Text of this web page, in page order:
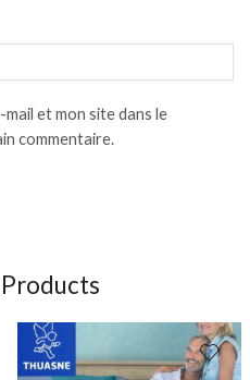
et mon site dans le
commentaire.